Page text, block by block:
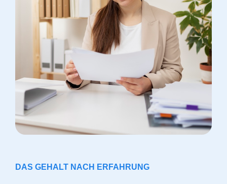
DAS GEHALT NACH ERFAHRUNG